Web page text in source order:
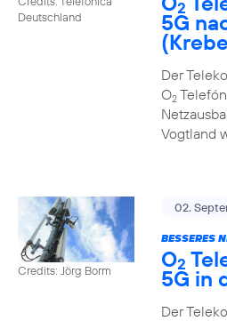
Deutschland
2
5G
Der
O2
Vogtland
Credits: Jörg Borm
02.
BESSERES
O2
5G in
Der